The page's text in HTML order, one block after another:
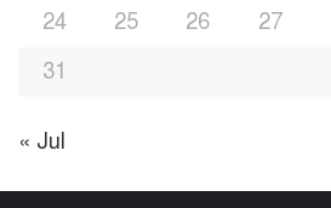
24
25 26 27
31
« Jul